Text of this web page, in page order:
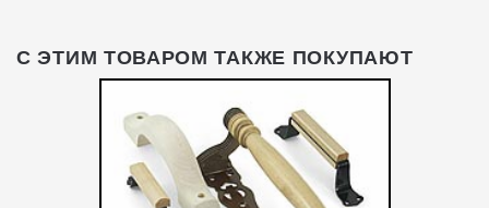
С ЭТИМ ТОВАРОМ ТАКЖЕ ПОКУПАЮТ